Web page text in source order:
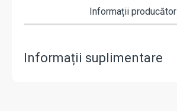
Informații producător
Informații suplimentare